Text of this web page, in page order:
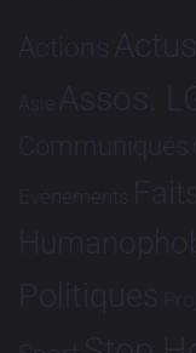
Actions
Asie Assos.
Communiqués
Evénements
Politiques